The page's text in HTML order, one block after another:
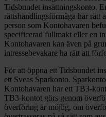
Tidsbundet insättningskonto.
rättshandlingsförmåga har
person som Kontohavaren
specificerad fullmakt eller en
Kontohavaren kan även på
intressebevakare ha rätt att
För att öppna ett Tidsbundet
ett Sveas Sparkonto.
Kontohavaren har ett TB3-
TB3-kontot görs genom
överföring är möjlig, om